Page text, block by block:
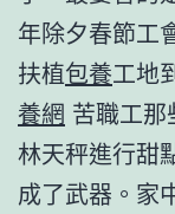
年除夕春節工
扶植包養工地
養網 苦職工
林天秤進行甜
成了武器。家